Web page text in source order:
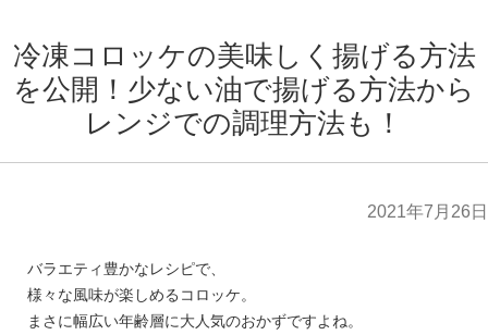
冷凍コロッケの美味しく揚げる方法
を公開！少ない油で揚げる方法から
レンジでの調理方法も！
2021年7月26日
バラエティ豊かなレシピで、
様々な風味が楽しめるコロッケ。
まさに幅広い年齢層に大人気のおかずですよね。